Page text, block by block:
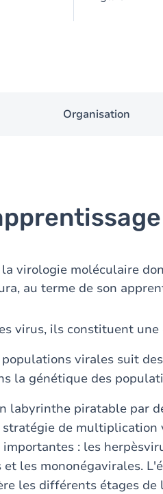
Organisation
virologie moléculaire
au terme de son
virus, ils constituent
virales suit
la génétique des
labyrinthe piratable par
de multiplication
: les
les mononégavirales.
les différents étages